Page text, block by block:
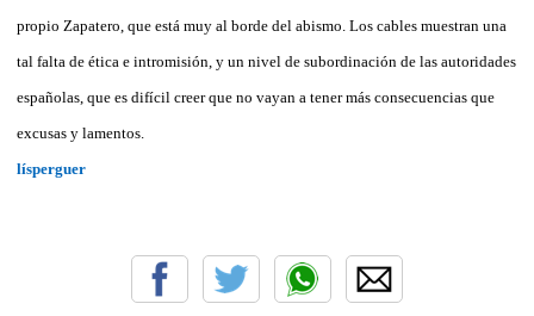
propio Zapatero, que está muy al borde del abismo. Los cables muestran una
tal falta de ética e intromisión, y un nivel de subordinación de las autoridades
españolas, que es difícil creer que no vayan a tener más consecuencias que
excusas y lamentos.
lísperguer